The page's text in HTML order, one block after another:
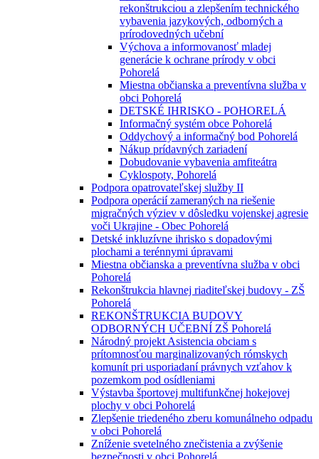
rekonštrukciou a zlepšením technického
vybavenia jazykových, odborných a
prírodovedných učební
Výchova a informovanosť mladej
generácie k ochrane prírody v obci
Pohorelá
Miestna občianska a preventívna služba v
obci Pohorelá
DETSKÉ IHRISKO - POHORELÁ
Informačný systém obce Pohorelá
Oddychový a informačný bod Pohorelá
Nákup prídavných zariadení
Dobudovanie vybavenia amfiteátra
Cyklospoty, Pohorelá
Podpora opatrovateľskej služby II
Podpora operácií zameraných na riešenie
migračných výziev v dôsledku vojenskej agresie
voči Ukrajine - Obec Pohorelá
Detské inkluzívne ihrisko s dopadovými
plochami a terénnymi úpravami
Miestna občianska a preventívna služba v obci
Pohorelá
Rekonštrukcia hlavnej riaditeľskej budovy - ZŠ
Pohorelá
REKONŠTRUKCIA BUDOVY
ODBORNÝCH UČEBNÍ ZŠ Pohorelá
Národný projekt Asistencia obciam s
prítomnosťou marginalizovaných rómskych
komunít pri usporiadaní právnych vzťahov k
pozemkom pod osídleniami
Výstavba športovej multifunkčnej hokejovej
plochy v obci Pohorelá
Zlepšenie triedeného zberu komunálneho odpadu
v obci Pohorelá
Zníženie svetelného znečistenia a zvýšenie
bezpečnosti v obci Pohorelá